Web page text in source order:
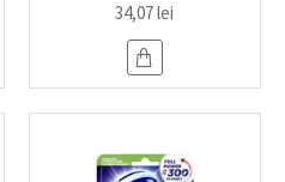
34,07 lei